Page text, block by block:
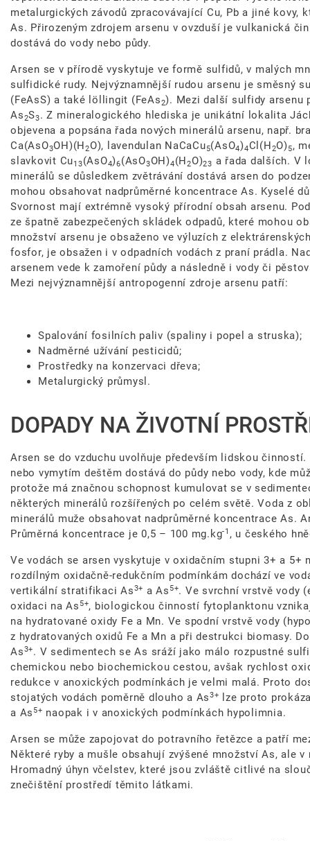
metalurgických závodů zpracovávající Cu, Pb a jiné kovy,
As. Přirozeným zdrojem arsenu v ovzduší je vulkanická
dostává do vody nebo půdy.
Arsen se v přírodě vyskytuje ve formě sulfidů, v malých
sulfidické rudy. Nejvýznamnější rudou arsenu je směsný
(FeAsS) a také löllingit (FeAs2). Mezi další sulfidy arsenu
As2S3. Z mineralogického hlediska je unikátní lokalita
objevena a popsána řada nových minerálů arsenu, např.
Ca(AsO3OH)(H 2O), lavendulan NaCaCu5(AsO4)4Cl(H 2O)5,
slavkovit Cu13(AsO4)6(AsO3OH)4(H 2O)23 a řada dalších. V
minerálů se důsledkem zvětrávání dostává arsen do
mohou obsahovat nadprůměrné koncentrace As. Kyselé
Svornost mají extrémně vysoký přírodní obsah arsenu.
ze špatně zabezpečených skládek odpadů, které mohou
množství arsenu je obsaženo ve výluzích z
fosfor, je obsažen i v odpadních vodách z praní prádla.
arsenem vede k zamoření půdy a následně i vody či
Mezi nejvýznamnější antropogenní zdroje arsenu patří:
Spalování fosilních paliv (spaliny i popel a struska);
Nadměrné užívání pesticidů;
Prostředky na konzervaci dřeva;
Metalurgický průmysl.
DOPADY NA ŽIVOTNÍ
Arsen se do vzduchu uvolňuje především lidskou
nebo vymytím deštěm dostává do půdy nebo vody, kde
protože má značnou schopnost kumulovat se v
některých minerálů rozšířených po celém světě. Voda z
minerálů muže obsahovat nadprůměrné koncentrace As.
Průměrná koncentrace je 0,5 – 100 mg.kg-1 , u českého
Ve vodách se arsen vyskytuje v oxidačním stupni 3+ a 5+
rozdílným oxidačně-redukčním podmínkám dochází ve
vertikální stratifikaci As3+ a As 5+. Ve svrchní vrstvě vody
oxidaci na As 5+, biologickou činností fytoplanktonu
na hydratované oxidy Fe a Mn. Ve spodní vrstvě vody
z hydratovaných oxidů Fe a Mn a při destrukci biomasy.
As3+. V sedimentech se As sráží jako málo rozpustné
chemickou nebo biochemickou cestou, avšak rychlost
redukce v anoxických podmínkách je velmi malá. Proto
stojatých vodách poměrně dlouho a As3+
lze proto
a As 5+ naopak i v anoxických podmínkách hypolimnia.
Arsen se může zapojovat do potravního řetězce a patří
Některé ryby a mušle obsahují zvýšené množství As, ale
Hromadný úhyn včelstev, které jsou zvláště citlivé na
znečištění prostředí těmito látkami.